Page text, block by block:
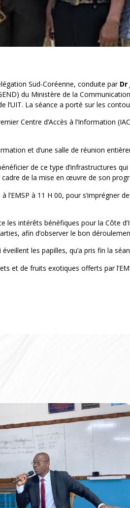
Sud-Coréenne, conduite par Dr
du Ministère de la
l’UIT. La séance a porté sur les
Centre d’Accès à l’Information
et d’une salle de réunion
de ce type d’infrastructures
de la mise en œuvre de son
à 11 H 00, pour s’imprégner
les intérêts bénéfiques pour la Côte
afin d’observer le bon
les papilles, qu’a pris fin la
et de fruits exotiques offerts par